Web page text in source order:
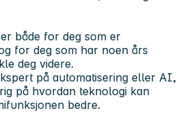
både for deg som er
for deg som har noen års
deg videre.
på automatisering eller AI,
på hvordan teknologi kan
bedre.